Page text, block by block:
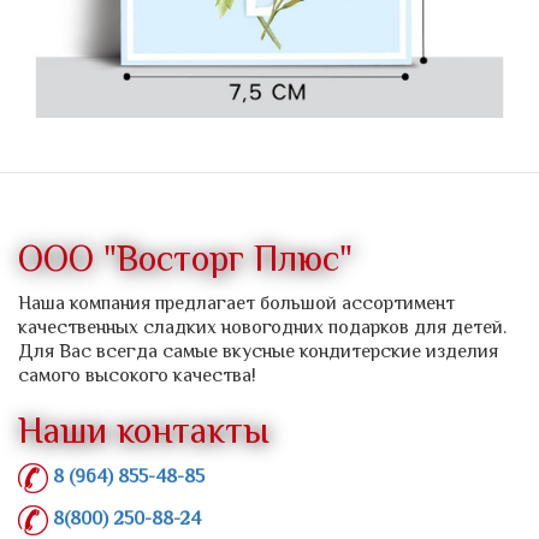
ООО "Восторг Плюс"
Наша компания предлагает большой ассортимент
качественных сладких новогодних подарков для детей.
Для Вас всегда самые вкусные кондитерские изделия
самого высокого качества!
Наши контакты
8 (964) 855-48-85
8(800) 250-88-24